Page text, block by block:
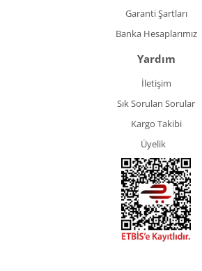
Garanti Şartları
Banka Hesaplarımız
Yardım
İletişim
Sık Sorulan Sorular
Kargo Takibi
Üyelik